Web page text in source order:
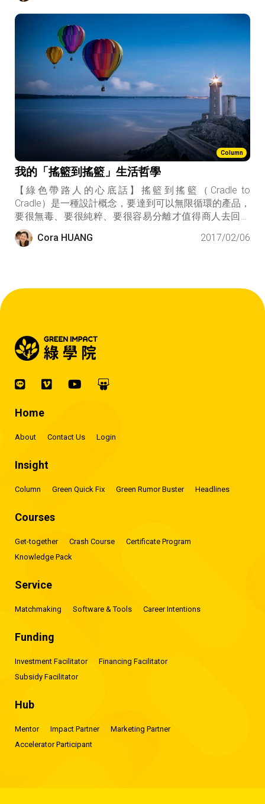
都追求最低標的思維，讓真正夠資格的回收處理業者得
標，才能健全整個靜脈產業的技術發展，否則回收這件
事本身很容易變成做白工
Column
我的「搖籃到搖籃」生活哲學
【綠色帶路人的心底話】搖籃到搖籃（Cradle to
Cradle）是一種設計概念，要達到可以無限循環的產品，
要很無毒、要很純粹、要很容易分離才值得商人去回收
產品，再度變成有用的材料，或分解後變成土壤的養
分，而非汙染。
Cora HUANG 2017/02/06
Home
About Contact Us Login
Insight
Column Green Quick Fix Green Rumor Buster Headlines
Courses
Get-together Crash Course
Certificate Program
Knowledge Pack
Service
Matchmaking Software & Tools Career Intentions
Funding
Investment Facilitator
Financing Facilitator
Subsidy Facilitator
Hub
Mentor Impact Partner
Marketing Partner
Accelerator Participant